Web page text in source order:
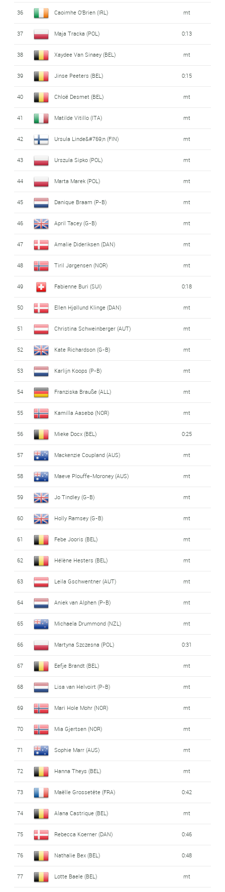
36 Caoimhe O'Brien (IRL) mt
37 Maja Tracka (POL) 0:13
38 Xaydee Van Sinaey (BEL) mt
39 Jinse Peeters (BEL) 0:15
40 Chloë Desmet (BEL) mt
41 Matilde Vitillo (ITA) mt
42 Ursula Linde&#769;n (FIN) mt
43 Urszula Sipko (POL) mt
44 Marta Marek (POL) mt
45 Danique Braam (P-B) mt
46 April Tacey (G-B) mt
47 Amalie Dideriksen (DAN) mt
48 Tiril Jørgensen (NOR) mt
49 Fabienne Buri (SUI) 0:18
50 Ellen Hjøllund Klinge (DAN) mt
51 Christina Schweinberger (AUT) mt
52 Kate Richardson (G-B) mt
53 Karlijn Koops (P-B) mt
54 Franziska Brauße (ALL) mt
55 Kamilla Aasebø (NOR) mt
56 Mieke Docx (BEL) 0:25
57 Mackenzie Coupland (AUS) mt
58 Maeve Plouffe-Moroney (AUS) mt
59 Jo Tindley (G-B) mt
60 Holly Ramsey (G-B) mt
61 Febe Jooris (BEL) mt
62 Hélène Hesters (BEL) mt
63 Leila Gschwentner (AUT) mt
64 Aniek van Alphen (P-B) mt
65 Michaela Drummond (NZL) mt
66 Martyna Szczesna (POL) 0:31
67 Eefje Brandt (BEL) mt
68 Lisa van Helvoirt (P-B) mt
69 Mari Hole Mohr (NOR) mt
70 Mia Gjertsen (NOR) mt
71 Sophie Marr (AUS) mt
72 Hanna Theys (BEL) mt
73 Maëlle Grossetête (FRA) 0:42
74 Alana Castrique (BEL) mt
75 Rebecca Koerner (DAN) 0:46
76 Nathalie Bex (BEL) 0:48
77 Lotte Baele (BEL) mt